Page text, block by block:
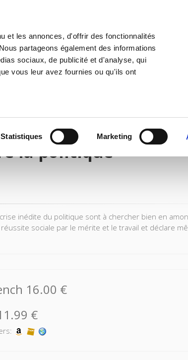
et les annonces, d'offrir des fonctionnalités
partageons également des informations
sociaux, de publicité et d'analyse, qui
vous leur avez fournies ou qu'ils ont
Statistiques Marketing
History International Politics
la politique
inédite du politique sont à chercher bien en
sociale par le mérite et le travail et déclare
16.00 €
€